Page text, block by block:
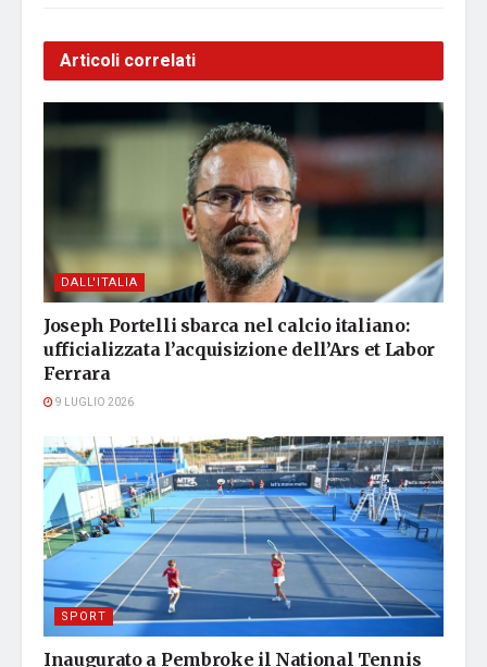
Articoli correlati
DALL'ITALIA
Joseph Portelli sbarca nel calcio italiano:
ufficializzata l’acquisizione dell’Ars et Labor
Ferrara
9 LUGLIO 2026
SPORT
Inaugurato a Pembroke il National Tennis